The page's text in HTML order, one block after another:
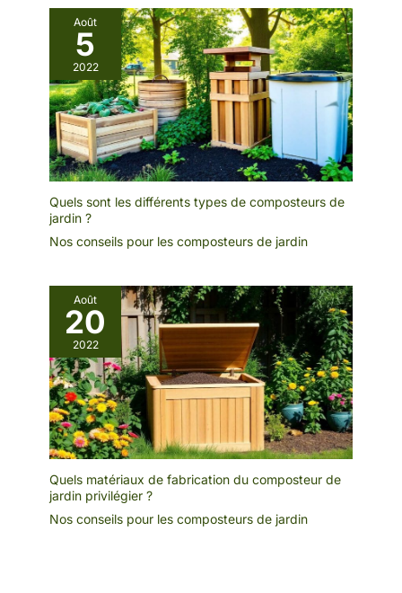
débarrassez-vous des
moustiques morts, des
mouches et des
parasites. Débranchez le
nettoyeur d'insectes
avant de le nettoyer. Ne
touchez pas le réseau
électrique avec la main
humide ou des matériaux
conducteurs d'électricité.
Août
5
2022
Quels sont les différents types de composteurs de
jardin ?
Nos conseils pour les composteurs de jardin
Août
20
2022
Quels matériaux de fabrication du composteur de
jardin privilégier ?
Nos conseils pour les composteurs de jardin